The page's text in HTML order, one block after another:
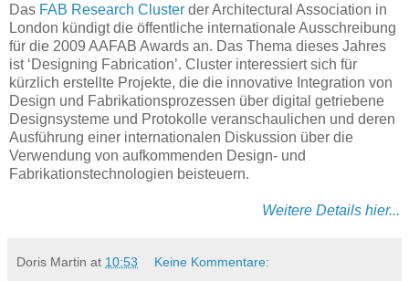
Das FAB Research Cluster der Architectural Association in
London kündigt die öffentliche internationale Ausschreibung
für die 2009 AAFAB Awards an. Das Thema dieses Jahres
ist ‘Designing Fabrication’. Cluster interessiert sich für
kürzlich erstellte Projekte, die die innovative Integration von
Design und Fabrikationsprozessen über digital getriebene
Designsysteme und Protokolle veranschaulichen und deren
Ausführung einer internationalen Diskussion über die
Verwendung von aufkommenden Design- und
Fabrikationstechnologien beisteuern.
Weitere Details hier...
Doris Martin at 10:53 Keine Kommentare: